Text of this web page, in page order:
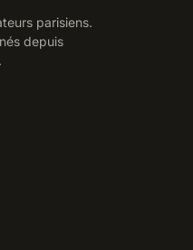
parisiens.
depuis